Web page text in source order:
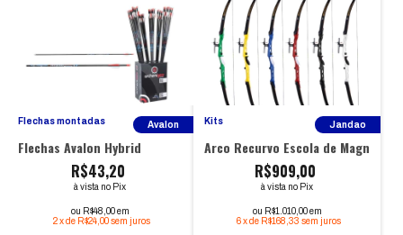
Flechas montadas Avalon
Flechas Avalon Hybrid
R$43,20
à vista no Pix
ou R$48,00 em
2 xde R$24,00 sem juros
Kits Jandao
Arco Recurvo Escola de Magnésio
R$909,00
à vista no Pix
ou R$1.010,00 em
6 xde R$168,33 sem juros